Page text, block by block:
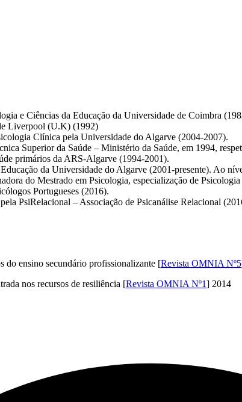
e Ciências da Educação da Universidade de Coimbra
Liverpool (U.K) (1992)
Clínica pela Universidade do Algarve (2004-2007).
Superior da Saúde – Ministério da Saúde, em 1994,
primários da ARS-Algarve (1994-2001).
da Universidade do Algarve (2001-presente). Ao
do Mestrado em Psicologia, especialização de
Portugueses (2016).
PsiRelacional – Associação de Psicanálise Relacional
do ensino secundário profissionalizante [Revista OMNIA Nº5
nos recursos de resiliência [Revista OMNIA Nº1] 2014